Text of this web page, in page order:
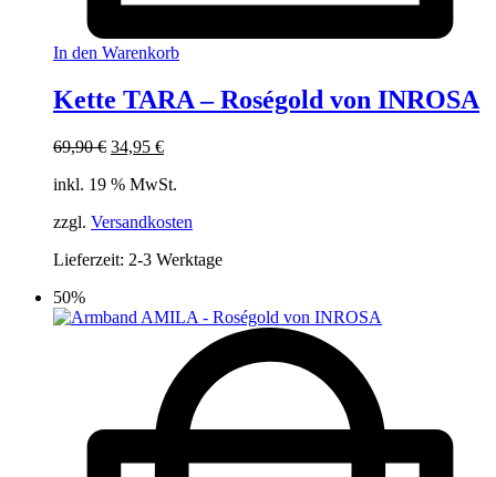
In den Warenkorb
Kette TARA – Roségold von INROSA
69,90€ Ursprünglicher
war:
34,95 €Aktueller
ist:
inkl. 19 % MwSt.
zzgl. Versandkosten
Lieferzeit: 2-3 Werktage
50%